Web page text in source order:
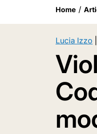
Home
Lucia Izzo